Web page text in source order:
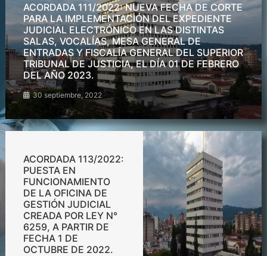
ACORDADA 111/2022: NUEVA FECHA DE CORTE
PARA LA IMPLEMENTACIÓN DEL EXPEDIENTE
JUDICIAL ELECTRÓNICO EN LAS DISTINTAS
SALAS, VOCALÍAS, MESA GENERAL DE
ENTRADAS Y FISCALÍA GENERAL DEL SUPERIOR
TRIBUNAL DE JUSTICIA, EL DÍA 01 DE FEBRERO
DEL AÑO 2023.
30 septiembre, 2022
ACORDADA 113/2022:
PUESTA EN
FUNCIONAMIENTO
DE LA OFICINA DE
GESTIÓN JUDICIAL
CREADA POR LEY N°
6259, A PARTIR DE
FECHA 1 DE
OCTUBRE DE 2022.